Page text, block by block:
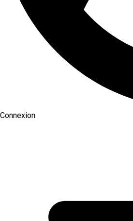
Connexion